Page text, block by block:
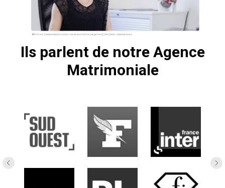
Ils parlent de notre Agence
Matrimoniale